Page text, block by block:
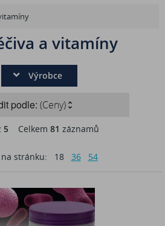
a vitamíny
Výrobce
podle: (Ceny)
5Celkem 81 záznamů
stránku: 18 36 54